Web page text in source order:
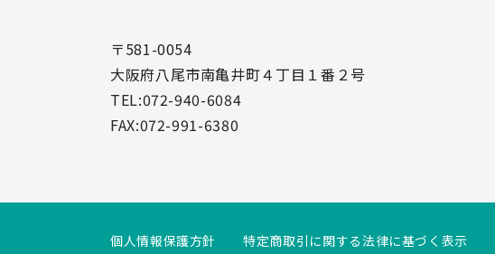
〒581-0054
大阪府八尾市南亀井町４丁目１番２号
TEL:072-940-6084
FAX:072-991-6380
個人情報保護方針 特定商取引に関する法律に基づく表示